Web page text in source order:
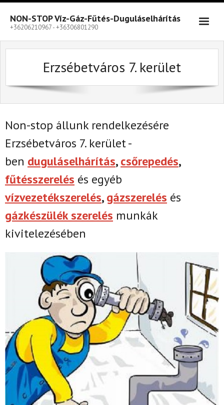
Skip
content
NON-STOP Víz-Gáz-Fűtés-Duguláselhárítás
+36206210967 - +36306801290
Erzsébetváros 7. kerület
Non-stop állunk rendelkezésére
Erzsébetváros 7. kerület -
ben duguláselhárítás,csőrepedés,
fűtésszerelés és egyéb
vízvezetékszerelés,gázszerelés és
gázkészülék szerelés munkák
kivitelezésében